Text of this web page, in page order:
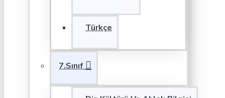
Türkçe
7.Sınıf